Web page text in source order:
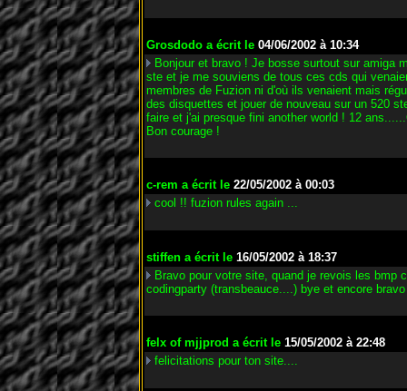
Grosdodo a écrit le 04/06/2002 à 10:34
Bonjour et bravo ! Je bosse surtout sur amiga
ste et je me souviens de tous ces cds qui
membres de Fuzion ni d'où ils venaient mais
des disquettes et jouer de nouveau sur un 520
faire et j'ai presque fini another world ! 12
Bon courage !
c-rem a écrit le 22/05/2002 à 00:03
cool !! fuzion rules again ...
stiffen a écrit le 16/05/2002 à 18:37
Bravo pour votre site, quand je revois les bmp
codingparty (transbeauce....) bye et encore bravo
felx of mjjprod a écrit le 15/05/2002 à 22:48
felicitations pour ton site....